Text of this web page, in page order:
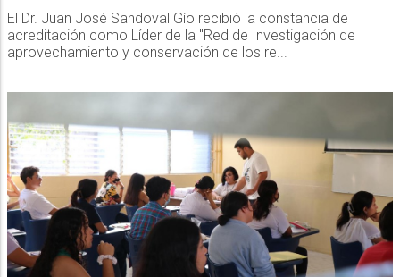
El Dr. Juan José Sandoval Gío recibió la constancia de
acreditación como Líder de la "Red de Investigación de
aprovechamiento y conservación de los re...